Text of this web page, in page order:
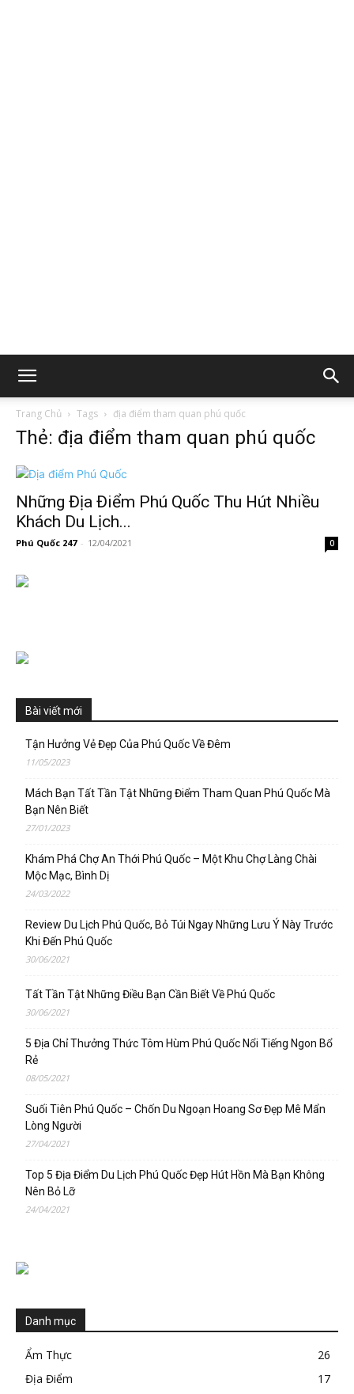
Trang Chủ Tags địa điểm tham quan phú quốc
Thẻ: địa điểm tham quan phú quốc
Những Địa Điểm Phú Quốc Thu Hút Nhiều
Khách Du Lịch...
Phú Quốc 247 - 12/04/2021 0
Bài viết mới
Tận Hưởng Vẻ Đẹp Của Phú Quốc Về Đêm
11/05/2023
Mách Bạn Tất Tần Tật Những Điểm Tham Quan Phú Quốc Mà
Bạn Nên Biết
27/01/2023
Khám Phá Chợ An Thới Phú Quốc – Một Khu Chợ Làng Chài
Mộc Mạc, Bình Dị
24/03/2022
Review Du Lịch Phú Quốc, Bỏ Túi Ngay Những Lưu Ý Này Trước
Khi Đến Phú Quốc
30/06/2021
Tất Tần Tật Những Điều Bạn Cần Biết Về Phú Quốc
30/06/2021
5 Địa Chỉ Thưởng Thức Tôm Hùm Phú Quốc Nổi Tiếng Ngon Bổ
Rẻ
08/05/2021
Suối Tiên Phú Quốc – Chốn Du Ngoạn Hoang Sơ Đẹp Mê Mẩn
Lòng Người
27/04/2021
Top 5 Địa Điểm Du Lịch Phú Quốc Đẹp Hút Hồn Mà Bạn Không
Nên Bỏ Lỡ
24/04/2021
Danh mục
Ẩm Thực
26
Địa Điểm
17